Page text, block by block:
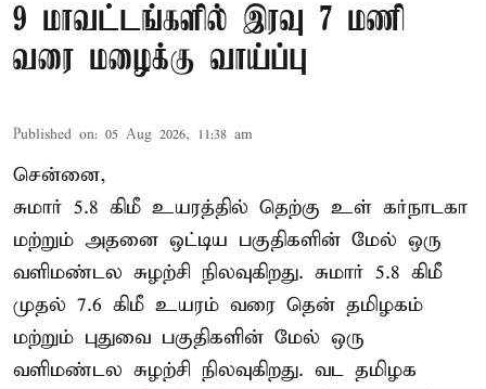
9 மாவட்டங்களில் இரவு 7 மணி
வரை மழைக்கு வாய்ப்பு
Published on: 05 Aug 2026, 11:38 am
சென்னை,
சுமார் 5.8 கிமீ உயரத்தில் தெற்கு உள் கர்நாடகா
மற்றும் அதனை ஒட்டிய பகுதிகளின் மேல் ஒரு
வளிமண்டல சுழற்சி நிலவுகிறது. சுமார் 5.8 கிமீ
முதல் 7.6 கிமீ உயரம் வரை தென் தமிழகம்
மற்றும் புதுவை பகுதிகளின் மேல் ஒரு
வளிமண்டல சுழற்சி நிலவுகிறது. வட தமிழக